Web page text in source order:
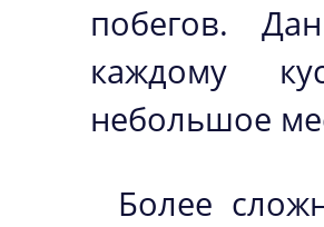
побегов.
каждому
небольшое
Более